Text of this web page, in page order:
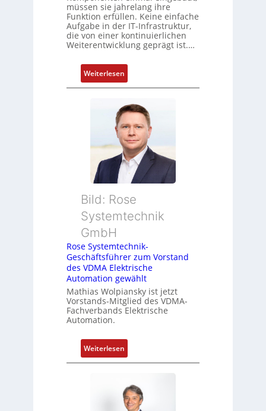
müssen sie jahrelang ihre
Funktion erfüllen. Keine einfache
Aufgabe in der IT-Infrastruktur,
die von einer kontinuierlichen
Weiterentwicklung geprägt ist.…
Weiterlesen:
D
s
I
T
-
R
k
g
r
t
d
e
r
F
a
i
k
Bild: Rose
Systemtechnik
GmbH
Rose Systemtechnik-
Geschäftsführer zum Vorstand
des VDMA Elektrische
Automation gewählt
Mathias Wolpiansky ist jetzt
Vorstands-Mitglied des VDMA-
Fachverbands Elektrische
Automation.
Weiterlesen:
R
s
e